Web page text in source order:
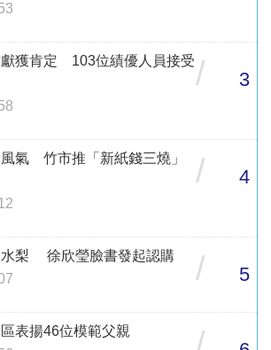
獻獲肯定 103位績優人員接受/ 3
氣 竹市推「新紙錢三燒」
/ 4
水梨 徐欣瑩臉書發起認購
/ 5
表揚46位模範父親